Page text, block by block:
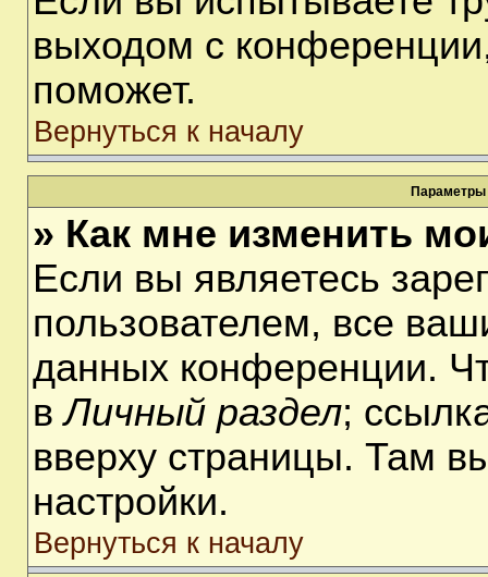
выходом с
поможет.
Вернуться к началу
Параметры
» Как мне изменить
Если вы являетесь
пользователем, все
данных конференции.
вЛичный раздел;
вверху страницы. Там
настройки.
Вернуться к началу